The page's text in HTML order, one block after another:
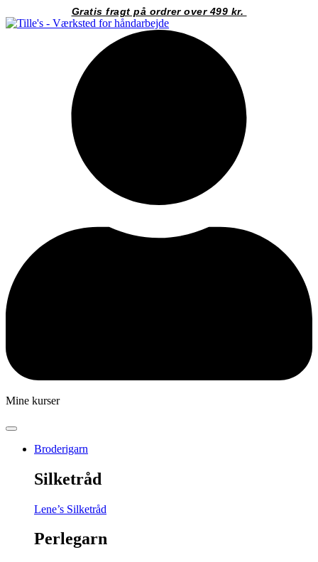
til
Gratis fragt på ordrer over 499 kr.
Mine kurser
Broderigarn
Silketråd
Lene’s Silketråd
Perlegarn